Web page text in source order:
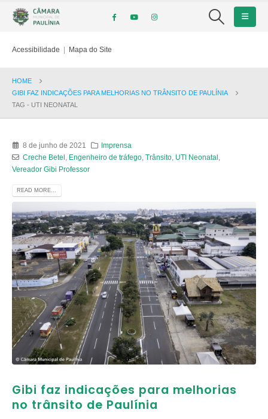
Acessibilidade | Mapa do Site
HOME
GIBI FAZ INDICAÇÕES PARA MELHORIAS NO TRÂNSITO DE PAULÍNIA
TAG - UTI NEONATAL
8 de junho de 2021
Imprensa
Creche Betel
Engenheiro de tráfego, Trânsito, UTI Neonatal
Vereador Gibi Professor
READ MORE...
Gibi faz indicações para melhorias
no trânsito de Paulínia